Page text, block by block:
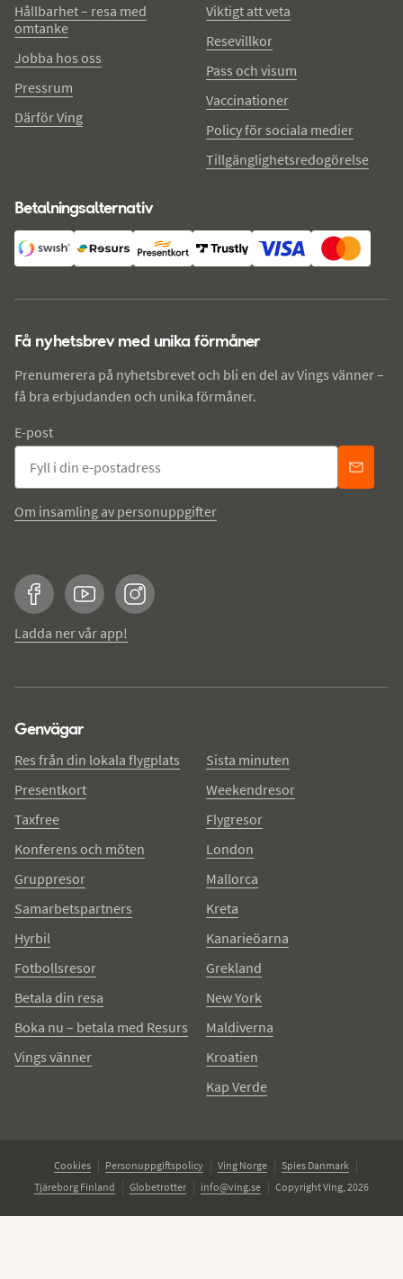
Hållbarhet – resa med
omtanke
Jobba hos oss
Pressrum
Därför Ving
Viktigt att veta
Resevillkor
Pass och visum
Vaccinationer
Policy för sociala medier
Tillgänglighetsredogörelse
Betalningsalternativ
Få nyhetsbrev med unika förmåner
Prenumerera på nyhetsbrevet och bli en del av Vings vänner –
få bra erbjudanden och unika förmåner.
E-post
Om insamling av personuppgifter
FacebookYouTubeInstagram
Ladda ner vår app!
Genvägar
Res från din lokala flygplats
Presentkort
Taxfree
Konferens och möten
Gruppresor
Samarbetspartners
Hyrbil
Fotbollsresor
Betala din resa
Boka nu – betala med Resurs
Vings vänner
Sista minuten
Weekendresor
Flygresor
London
Mallorca
Kreta
Kanarieöarna
Grekland
New York
Maldiverna
Kroatien
Kap Verde
Cookies Personuppgiftspolicy Ving Norge
Spies Danmark
Tjäreborg Finland
Globetrotter info@ving.se Copyright Ving, 2026